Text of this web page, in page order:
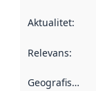
Aktualitet:
Relevans:
Geografisk område